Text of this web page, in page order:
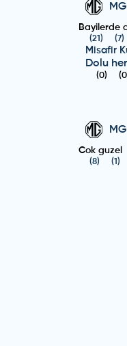
MG
Bayilerde
(21 ) (7)
Misafir
Dolu
(0) (0
MG
Cok guzel
(8) (1 )